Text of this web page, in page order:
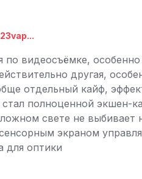
по видеосъёмке,
другая,
отдельный кайф,
полноценной экшен-
свете не выбивает
экраном
для оптики